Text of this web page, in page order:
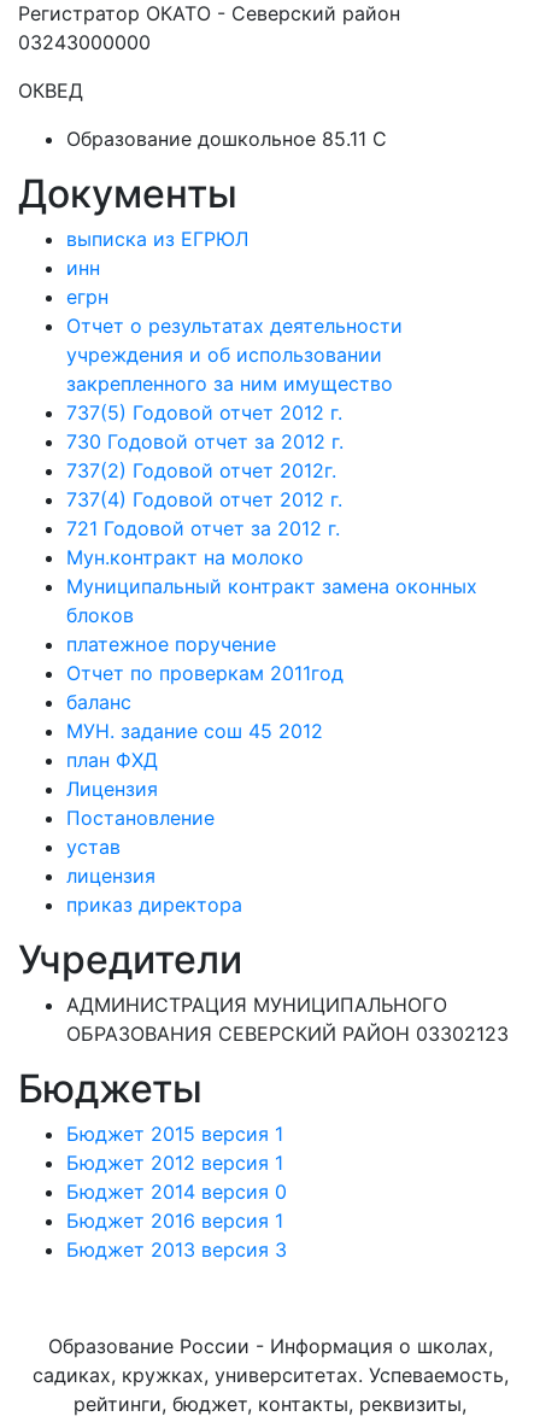
Регистратор ОКАТО - Северский район
03243000000
ОКВЕД
Образование дошкольное 85.11 C
Документы
выписка из ЕГРЮЛ
инн
егрн
Отчет о результатах деятельности
учреждения и об использовании
закрепленного за ним имущество
737(5) Годовой отчет 2012 г.
730 Годовой отчет за 2012 г.
737(2) Годовой отчет 2012г.
737(4) Годовой отчет 2012 г.
721 Годовой отчет за 2012 г.
Мун.контракт на молоко
Муниципальный контракт замена оконных
блоков
платежное поручение
Отчет по проверкам 2011год
баланс
МУН. задание сош 45 2012
план ФХД
Лицензия
Постановление
устав
лицензия
приказ директора
Учредители
АДМИНИСТРАЦИЯ МУНИЦИПАЛЬНОГО
ОБРАЗОВАНИЯ СЕВЕРСКИЙ РАЙОН 03302123
Бюджеты
Бюджет 2015 версия 1
Бюджет 2012 версия 1
Бюджет 2014 версия 0
Бюджет 2016 версия 1
Бюджет 2013 версия 3
Образование России - Информация о школах,
садиках, кружках, университетах. Успеваемость,
рейтинги, бюджет, контакты, реквизиты,